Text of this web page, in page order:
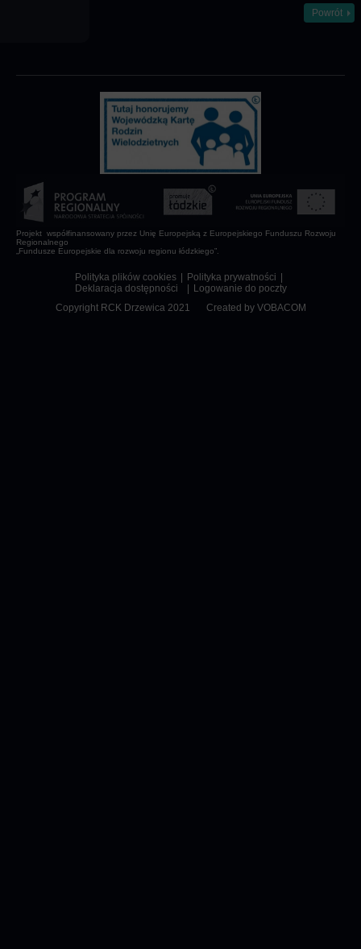
Powrót
Projekt współfinansowany przez Unię Europejską z Europejskiego Funduszu Rozwoju
Regionalnego
„Fundusze Europejskie dla rozwoju regionu łódzkiego”.
Copyright RCK Drzewica 2021
Polityka plików cookies
Polityka prywatności
Deklaracja dostępności
Logowanie do poczty
Created by VOBACOM